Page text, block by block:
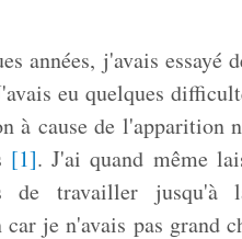
années, j'avais essayé
eu quelques
à cause de l'apparition
[1]. J'ai quand même
de travailler
je n'avais pas grand